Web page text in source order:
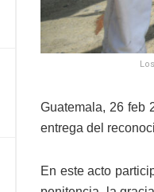
Guatemala, 26 feb
entrega del
En este acto